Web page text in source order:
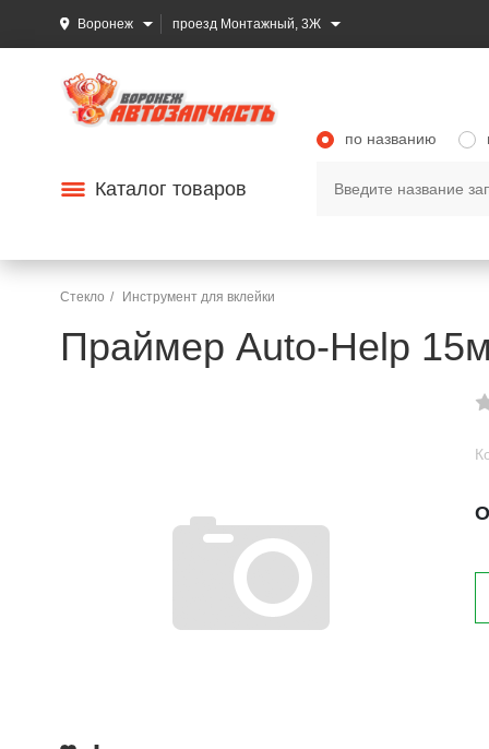
Воронеж проезд Монтажный, 3Ж
Каталог товаров
по названию
Стекло Инструмент для вклейки
Праймер Auto-Help